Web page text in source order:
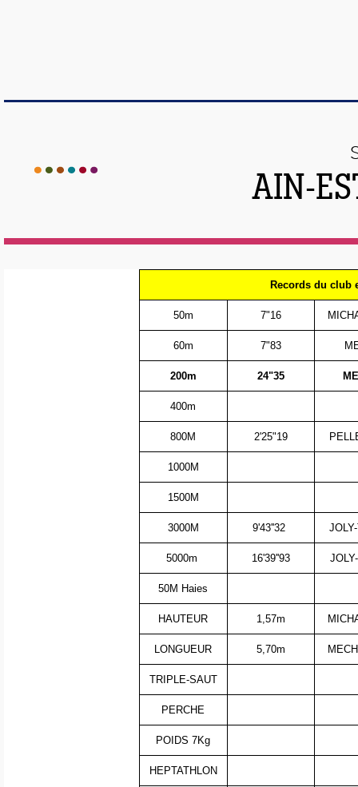
AIN-
Records du club
50m 7"16
60m 7"83
200m 24"35
400m
800M 2'25"19
1000M
1500M
3000M 9'43''32
5000m 16'39''93
50M Haies
HAUTEUR 1,57m
LONGUEUR 5,70m
TRIPLE-SAUT
PERCHE
POIDS 7Kg
HEPTATHLON